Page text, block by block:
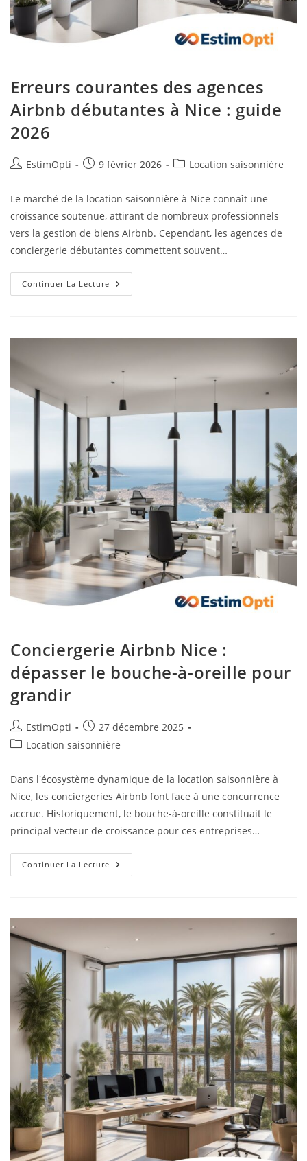
Erreurs courantes des agences
Airbnb débutantes à Nice : guide
2026
EstimOpti 9 février 2026 Location saisonnière
Le marché de la location saisonnière à Nice connaît une
croissance soutenue, attirant de nombreux professionnels
vers la gestion de biens Airbnb. Cependant, les agences de
conciergerie débutantes commettent souvent…
Continuer La Lecture
Conciergerie Airbnb Nice :
dépasser le bouche-à-oreille pour
grandir
EstimOpti
27 décembre 2025
Location saisonnière
Dans l'écosystème dynamique de la location saisonnière à
Nice, les conciergeries Airbnb font face à une concurrence
accrue. Historiquement, le bouche-à-oreille constituait le
principal vecteur de croissance pour ces entreprises…
Continuer La Lecture